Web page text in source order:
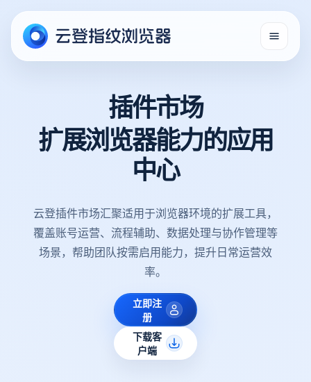
插件市场
扩展浏览器能力的应用
中心
云登插件市场汇聚适用于浏览器环境的扩展工具，
覆盖账号运营、流程辅助、数据处理与协作管理等
场景，帮助团队按需启用能力，提升日常运营效
率。
立即注
册
下载客
户端